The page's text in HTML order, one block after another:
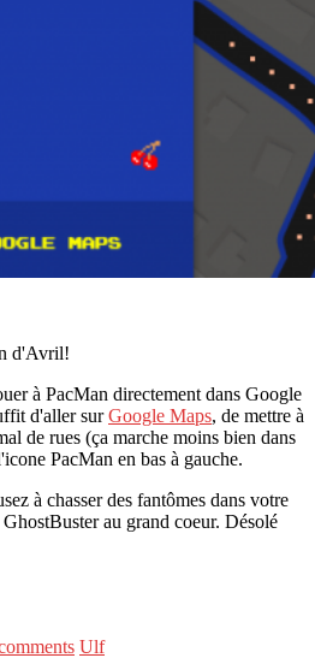
d'Avril!
à PacMan directement dans Google
d'aller surGoogle Maps, de mettre à
de rues (ça marche moins bien dans
PacMan en bas à gauche.
à chasser des fantômes dans votre
au grand coeur. Désolé
Ulf